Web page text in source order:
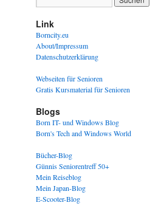
Link
Borncity.eu
About/Impressum
Datenschutzerklärung
Webseiten für Senioren
Gratis Kursmaterial für Senioren
Blogs
Born IT- und Windows Blog
Born's Tech and Windows World
Bücher-Blog
Günnis Seniorentreff 50+
Mein Reiseblog
Mein Japan-Blog
E-Scooter-Blog